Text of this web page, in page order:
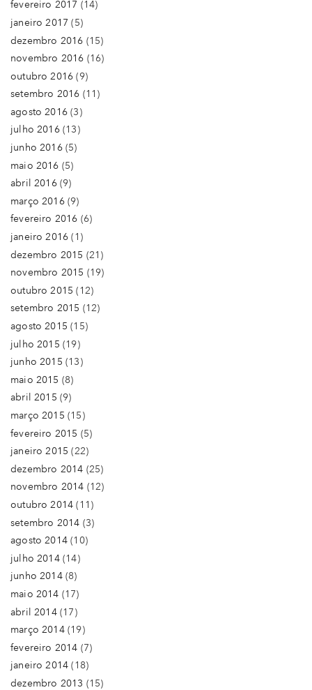
fevereiro 2017 (14)
janeiro 2017 (5)
dezembro 2016 (15)
novembro 2016 (16)
outubro 2016 (9)
setembro 2016 (11)
agosto 2016(3)
julho 2016(13)
junho 2016(5)
maio 2016 (5)
abril 2016(9)
março 2016(9)
fevereiro 2016 (6)
janeiro 2016 (1)
dezembro 2015 (21)
novembro 2015 (19)
outubro 2015 (12)
setembro 2015 (12)
agosto 2015 (15)
julho 2015 (19)
junho 2015 (13)
maio 2015 (8)
abril 2015 (9)
março 2015 (15)
fevereiro 2015 (5)
janeiro 2015 (22)
dezembro 2014 (25)
novembro 2014 (12)
outubro 2014 (11)
setembro 2014 (3)
agosto 2014(10)
julho 2014(14)
junho 2014(8)
maio 2014 (17)
abril 2014(17)
março 2014(19)
fevereiro 2014 (7)
janeiro 2014 (18)
dezembro 2013 (15)